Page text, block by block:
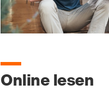
Online lesen